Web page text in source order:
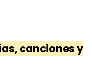
canciones y